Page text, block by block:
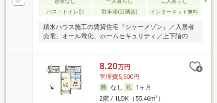
敷金なし 一人暮らし
二人暮らし
バス・トイレ別
駐車場(近隣含) インターネット無料
積水ハウス施工の賃貸住宅『シャーメゾン』／入居者
売電、オール電化、ホームセキュリティ／上下階の音
8.20万円
管理費5,500円
なし
1ヶ月
2階 / 1LDK（55.46m2）